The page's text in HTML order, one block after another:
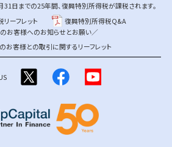
日までの25年間、復興特別所得税が課税されます。
ーフレット
復興特別所得税Q&A
お客様へのお知らせとお願い／
お客様との取引に関するリーフレット